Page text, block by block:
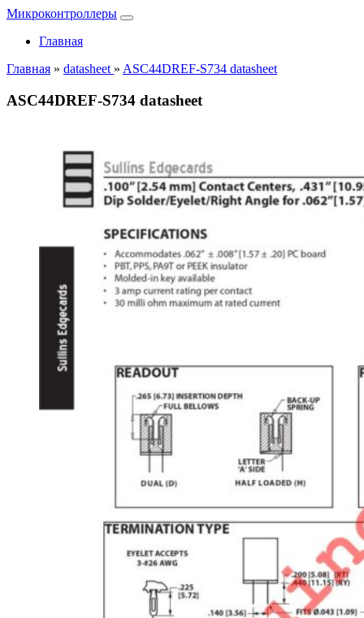
Микроконтроллеры
Главная
Главная » datasheet » ASC44DREF-S734 datasheet
ASC44DREF-S734 datasheet